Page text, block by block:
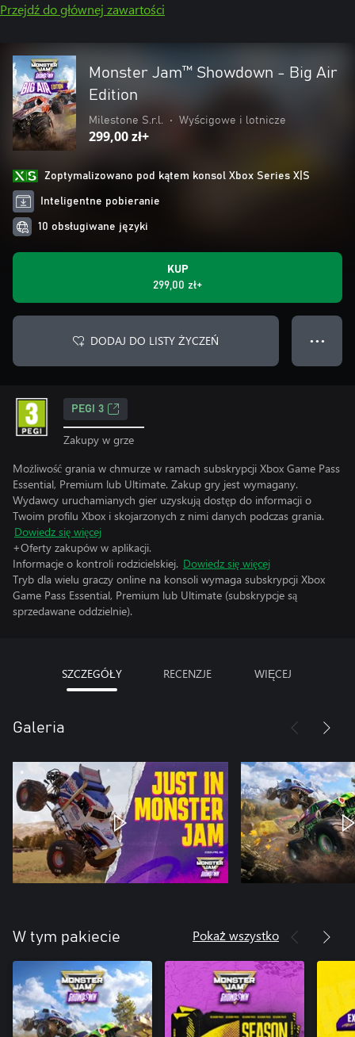
Przejdź do głównej zawartości
Monster Jam™ Showdown - Big Air
Edition
Milestone S.r.l. • Wyścigowe i lotnicze
299,00 zł+
Zoptymalizowano pod kątem konsol Xbox Series X|S
Inteligentne pobieranie
10 obsługiwane języki
KUP
299,00 zł+
DODAJ DO LISTY ŻYCZEŃ ● ● ●
PEGI 3
Zakupy w grze
Możliwość grania w chmurze w ramach subskrypcji Xbox Game Pass
Essential, Premium lub Ultimate. Zakup gry jest wymagany.
Wydawcy uruchamianych gier uzyskują dostęp do informacji o
Twoim profilu Xbox i skojarzonych z nimi danych podczas grania.
Dowiedz się więcej
+Oferty zakupów w aplikacji.
Informacje o kontroli rodzicielskiej. Dowiedz się więcej
Tryb dla wielu graczy online na konsoli wymaga subskrypcji Xbox
Game Pass Essential, Premium lub Ultimate (subskrypcje są
sprzedawane oddzielnie).
SZCZEGÓŁY RECENZJE WIĘCEJ
Galeria
W tym pakiecie Pokaż wszystko